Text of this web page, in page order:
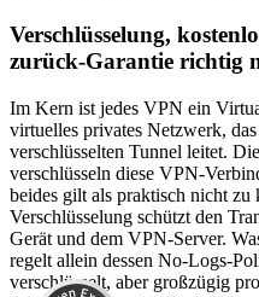
Verschlüsselung,
zurück-Garantie richtig
Im Kern ist jedes VPN ein
virtuelles privates Netzwerk,
verschlüsselten Tunnel leitet.
verschlüsseln diese VPN-
beides gilt als praktisch nicht
Verschlüsselung schützt den
Gerät und dem VPN-Server.
regelt allein dessen No-Logs-
verschlüsselt, aber großzügig
Kundenbewertungen und Erfahrungen
stark.marketing GmbH
SEHR GUT
4,96 / 5,00